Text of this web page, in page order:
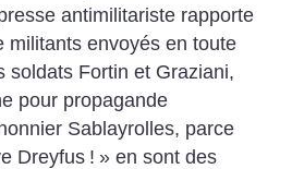
antimilitariste rapporte
militants envoyés en toute
soldats Fortin et Graziani,
pour propagande
Sablayrolles, parce
Dreyfus ! » en sont des